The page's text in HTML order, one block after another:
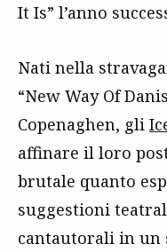
It Is” l’anno
Nati nella
“New Way Of
Copenaghen, gli
affinare il loro
brutale quanto
suggestioni
cantautorali in un